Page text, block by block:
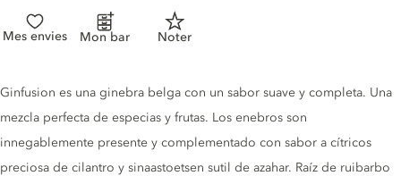
Mes envies Mon bar Noter
Gin description
Ginfusion es una ginebra belga con un sabor suave y completa. Una
mezcla perfecta de especias y frutas. Los enebros son
innegablemente presente y complementado con sabor a cítricos
preciosa de cilantro y sinaastoetsen sutil de azahar. Raíz de ruibarbo